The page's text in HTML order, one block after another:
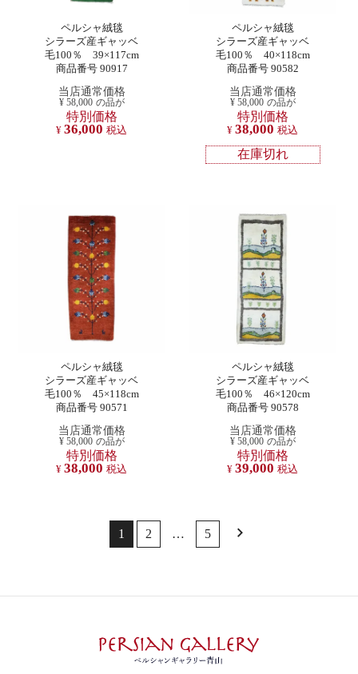
ペルシャ絨毯
シラーズ産ギャッベ
毛100％ 39×117cm
商品番号 90917
当店通常価格
¥ 58,000 の品が
特別価格
¥ 36,000 税込
ペルシャ絨毯
シラーズ産ギャッベ
毛100％ 40×118cm
商品番号 90582
当店通常価格
¥ 58,000 の品が
特別価格
¥ 38,000 税込
在庫切れ
ペルシャ絨毯
シラーズ産ギャッベ
毛100％ 45×118cm
商品番号 90571
当店通常価格
¥ 58,000 の品が
特別価格
¥ 38,000 税込
ペルシャ絨毯
シラーズ産ギャッベ
毛100％ 46×120cm
商品番号 90578
当店通常価格
¥ 58,000 の品が
特別価格
¥ 39,000 税込
1 2 … 5